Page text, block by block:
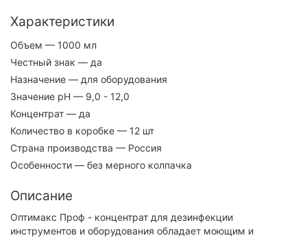
Характеристики
Объем — 1000 мл
Честный знак — да
Назначение — для оборудования
Значение pH — 9,0 - 12,0
Концентрат — да
Количество в коробке — 12 шт
Страна производства — Россия
Особенности — без мерного колпачка
Описание
Оптимакс Проф - концентрат для дезинфекции
инструментов и оборудования обладает моющим и